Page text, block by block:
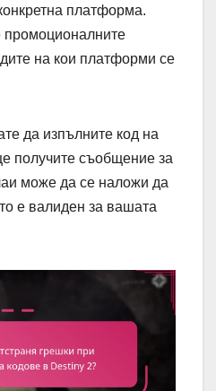
платформа.
промоционалните
на кои платформи се
да изпълните код на
получите съобщение за
може да се наложи да
е валиден за вашата